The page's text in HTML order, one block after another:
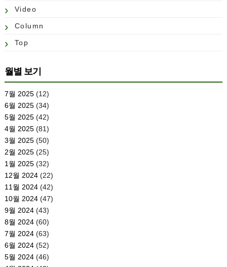
Video
Column
Top
월별 보기
7월 2025(12)
6월 2025(34)
5월 2025(42)
4월 2025(81)
3월 2025(50)
2월 2025(25)
1월 2025(32)
12월 2024(22)
11월 2024(42)
10월 2024(47)
9월 2024(43)
8월 2024(60)
7월 2024(63)
6월 2024(52)
5월 2024(46)